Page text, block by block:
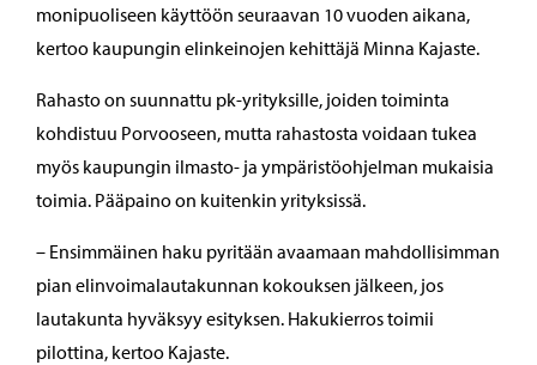
monipuoliseen käyttöön seuraavan 10 vuoden aikana,
kertoo kaupungin elinkeinojen kehittäjä Minna Kajaste.
Rahasto on suunnattu pk-yrityksille, joiden toiminta
kohdistuu Porvooseen, mutta rahastosta voidaan tukea
myös kaupungin ilmasto- ja ympäristöohjelman mukaisia
toimia. Pääpaino on kuitenkin yrityksissä.
– Ensimmäinen haku pyritään avaamaan mahdollisimman
pian elinvoimalautakunnan kokouksen jälkeen, jos
lautakunta hyväksyy esityksen. Hakukierros toimii
pilottina, kertoo Kajaste.